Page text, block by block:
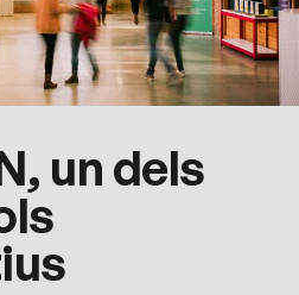
un dels